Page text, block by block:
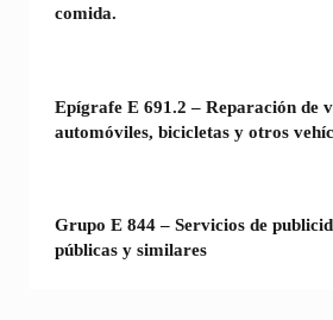
comida.
Epígrafe E 691.2 – Reparación de
automóviles, bicicletas y otros
Grupo E 844 – Servicios de
públicas y similares